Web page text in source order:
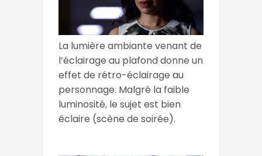
La lumière ambiante venant de
l’éclairage au plafond donne un
effet de rétro-éclairage au
personnage. Malgré la faible
luminosité, le sujet est bien
éclaire (scène de soirée).